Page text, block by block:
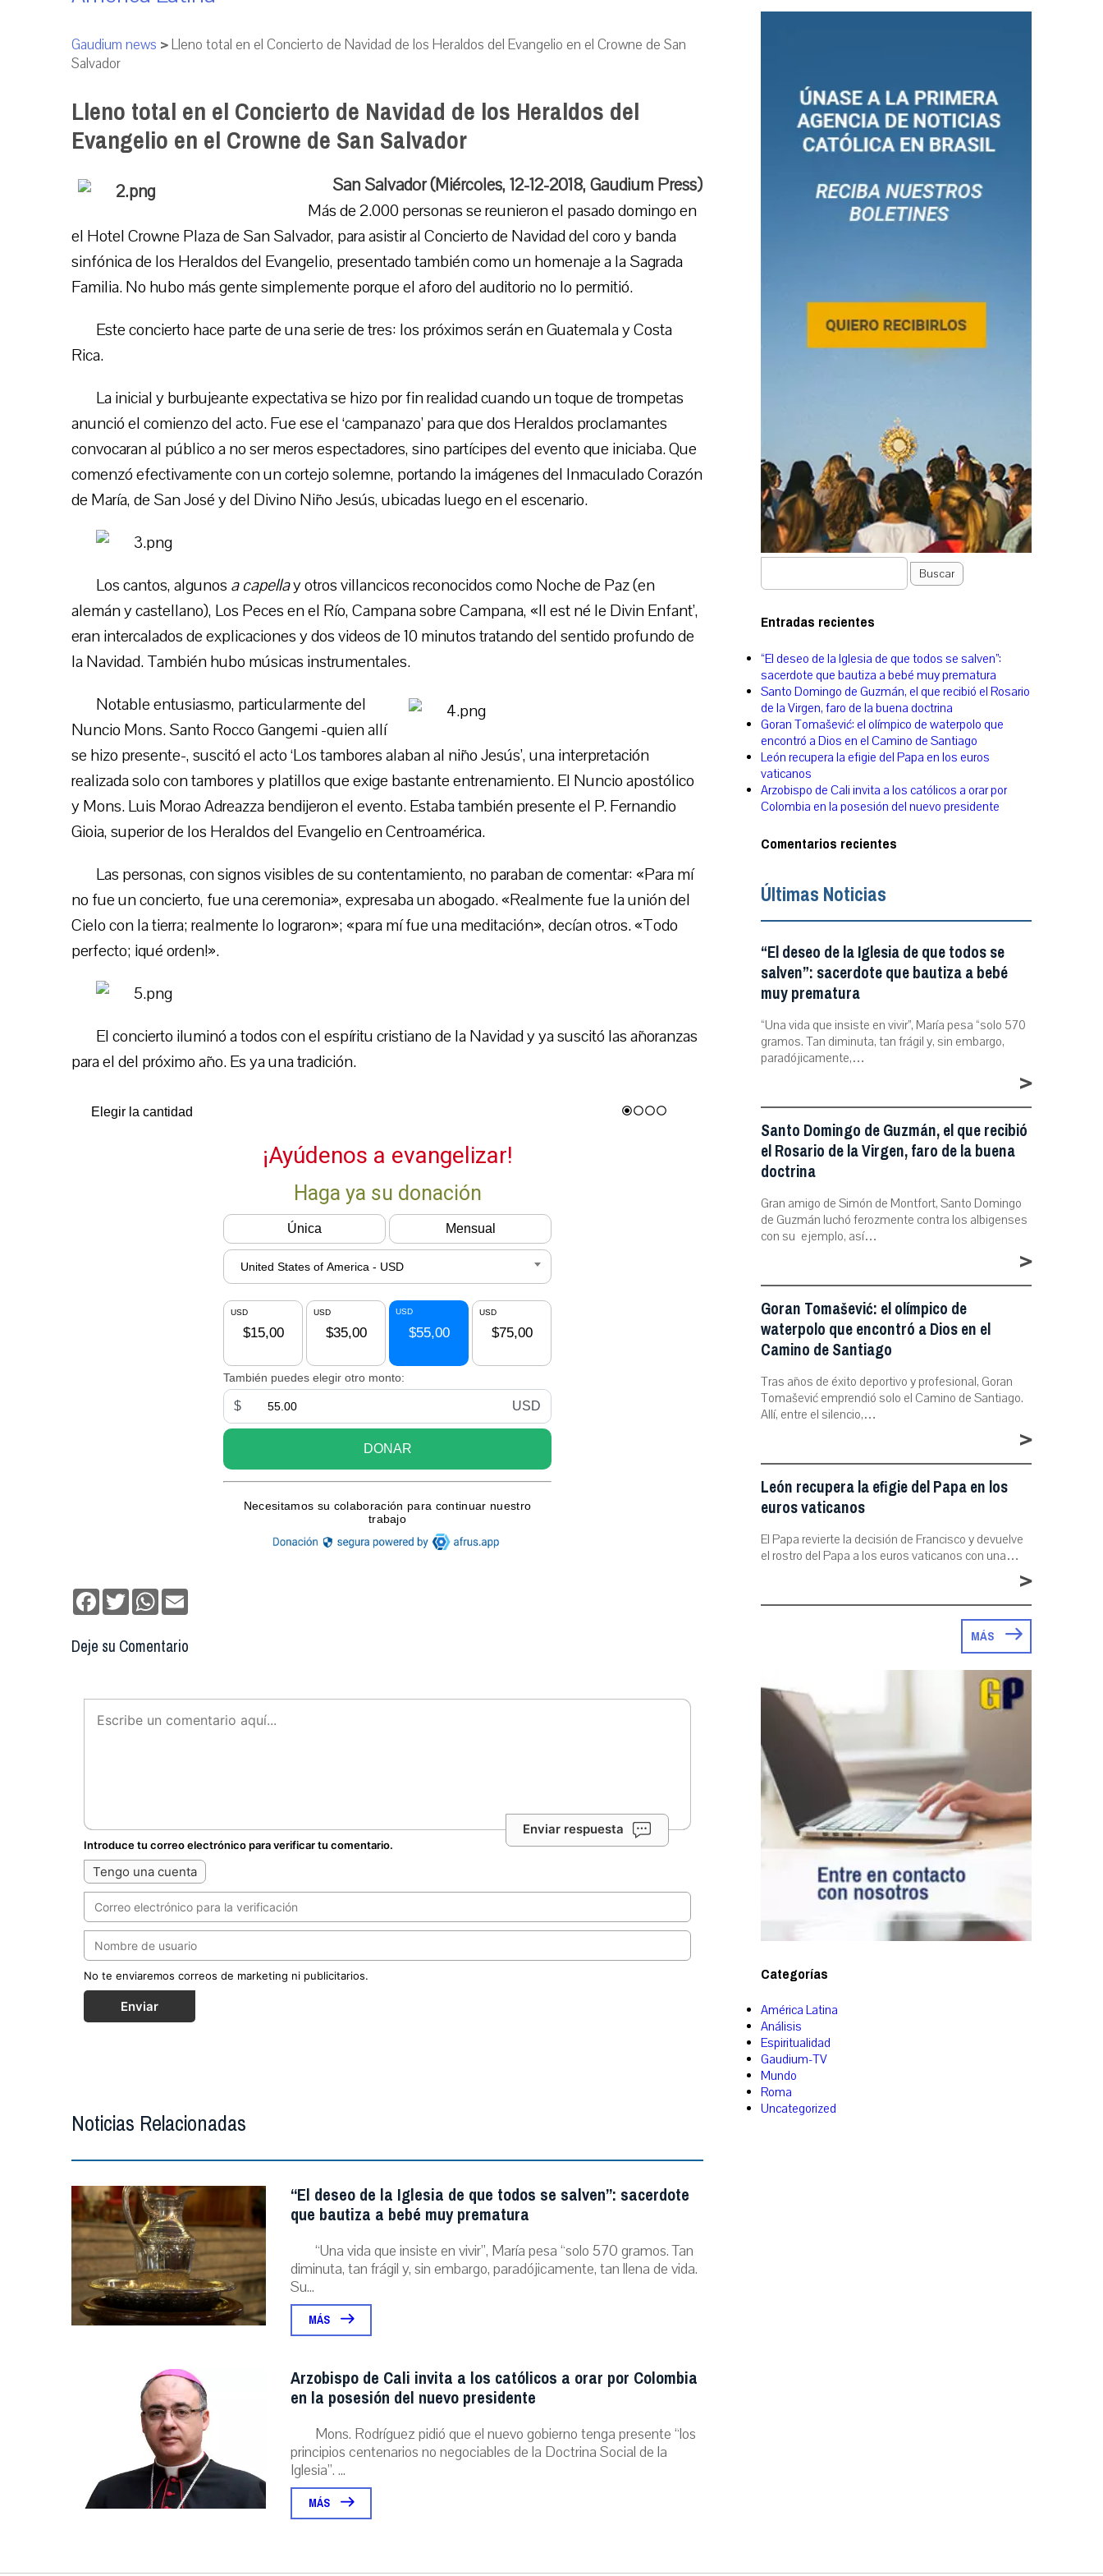
Gaudium news >Lleno total en el Concierto de Navidad de los Heraldos del Evangelio en el Crowne de San
Salvador
Lleno total en el Concierto de Navidad de los Heraldos del
Evangelio en el Crowne de San Salvador
San Salvador (Miércoles, 12-12-2018, Gaudium Press)
Más de 2.000 personas se reunieron el pasado domingo en
el Hotel Crowne Plaza de San Salvador, para asistir al Concierto de Navidad del coro y banda
sinfónica de los Heraldos del Evangelio, presentado también como un homenaje a la Sagrada
Familia. No hubo más gente simplemente porque el aforo del auditorio no lo permitió.
Este concierto hace parte de una serie de tres: los próximos serán en Guatemala y Costa
Rica.
La inicial y burbujeante expectativa se hizo por fin realidad cuando un toque de trompetas
anunció el comienzo del acto. Fue ese el ‘campanazo’ para que dos Heraldos proclamantes
convocaran al público a no ser meros espectadores, sino partícipes del evento que iniciaba. Que
comenzó efectivamente con un cortejo solemne, portando la imágenes del Inmaculado Corazón
de María, de San José y del Divino Niño Jesús, ubicadas luego en el escenario.
Los cantos, algunos a capellay otros villancicos reconocidos como Noche de Paz (en
alemán y castellano), Los Peces en el Río, Campana sobre Campana, «Il est né le Divin Enfant’,
eran intercalados de explicaciones y dos videos de 10 minutos tratando del sentido profundo de
la Navidad. También hubo músicas instrumentales.
Notable entusiasmo, particularmente del
Nuncio Mons. Santo Rocco Gangemi -quien allí
se hizo presente-, suscitó el acto ‘Los tambores alaban al niño Jesús’, una interpretación
realizada solo con tambores y platillos que exige bastante entrenamiento. El Nuncio apostólico
y Mons. Luis Morao Adreazza bendijeron el evento. Estaba también presente el P. Fernandio
Gioia, superior de los Heraldos del Evangelio en Centroamérica.
Las personas, con signos visibles de su contentamiento, no paraban de comentar: «Para mí
no fue un concierto, fue una ceremonia», expresaba un abogado. «Realmente fue la unión del
Cielo con la tierra; realmente lo lograron»; «para mí fue una meditación», decían otros. «Todo
perfecto; ¡qué orden!».
El concierto iluminó a todos con el espíritu cristiano de la Navidad y ya suscitó las añoranzas
para el del próximo año. Es ya una tradición.
Facebook
TwitterWhatsApp
Deje su Comentario
Enviar respuesta
Introduce tu correo electrónico para verificar tu comentario.
Tengo una cuenta
No te enviaremos correos de marketing ni publicitarios.
Enviar
Noticias Relacionadas
“El deseo de la Iglesia de que todos se salven”: sacerdote
que bautiza a bebé muy prematura
“Una vida que insiste en vivir”, María pesa “solo 570 gramos. Tan
diminuta, tan frágil y, sin embargo, paradójicamente, tan llena de vida.
Su...
MÁS
Arzobispo de Cali invita a los católicos a orar por Colombia
en la posesión del nuevo presidente
Mons. Rodríguez pidió que el nuevo gobierno tenga presente “los
principios centenarios no negociables de la Doctrina Social de la
Iglesia”. ...
MÁS
Buscar
Entradas recientes
“El deseo de la Iglesia de que todos se salven”:
sacerdote que bautiza a bebé muy prematura
Santo Domingo de Guzmán, el que recibió el Rosario
de la Virgen, faro de la buena doctrina
Goran Tomašević: el olímpico de waterpolo que
encontró a Dios en el Camino de Santiago
León recupera la efigie del Papa en los euros
vaticanos
Arzobispo de Cali invita a los católicos a orar por
Colombia en la posesión del nuevo presidente
Comentarios recientes
Últimas Noticias
“El deseo de la Iglesia de que todos se
salven”: sacerdote que bautiza a bebé
muy prematura
“Una vida que insiste en vivir”, María pesa “solo 570
gramos. Tan diminuta, tan frágil y, sin embargo,
paradójicamente,…
>
Santo Domingo de Guzmán, el que recibió
el Rosario de la Virgen, faro de la buena
doctrina
Gran amigo de Simón de Montfort, Santo Domingo
de Guzmán luchó ferozmente contra los albigenses
con su ejemplo, así…
>
Goran Tomašević: el olímpico de
waterpolo que encontró a Dios en el
Camino de Santiago
Tras años de éxito deportivo y profesional, Goran
Tomašević emprendió solo el Camino de Santiago.
Allí, entre el silencio,…
>
León recupera la efigie del Papa en los
euros vaticanos
El Papa revierte la decisión de Francisco y devuelve
el rostro del Papa a los euros vaticanos con una…
>
MÁS
Categorías
América Latina
Análisis
Espiritualidad
Gaudium-TV
Mundo
Roma
Uncategorized